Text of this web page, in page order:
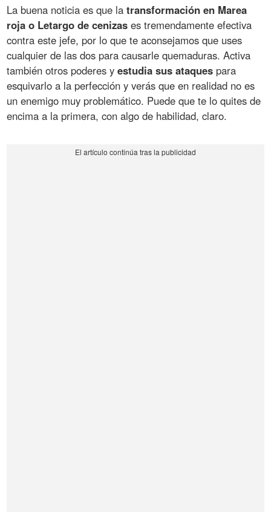
La buena noticia es que latransformación en Marea
roja o Letargo de cenizas es tremendamente efectiva
contra este jefe, por lo que te aconsejamos que uses
cualquier de las dos para causarle quemaduras. Activa
también otros poderes yestudia sus ataques para
esquivarlo a la perfección y verás que en realidad no es
un enemigo muy problemático. Puede que te lo quites de
encima a la primera, con algo de habilidad, claro.